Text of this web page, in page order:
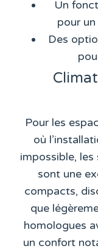
Un
pour
Des
Pour les
où
impossible,
sont une
compacts,
que
homologues
un confort